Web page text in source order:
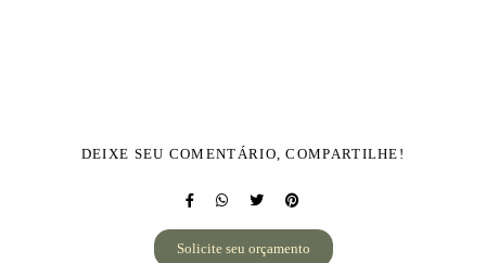
DEIXE SEU COMENTÁRIO, COMPARTILHE!
Solicite seu orçamento